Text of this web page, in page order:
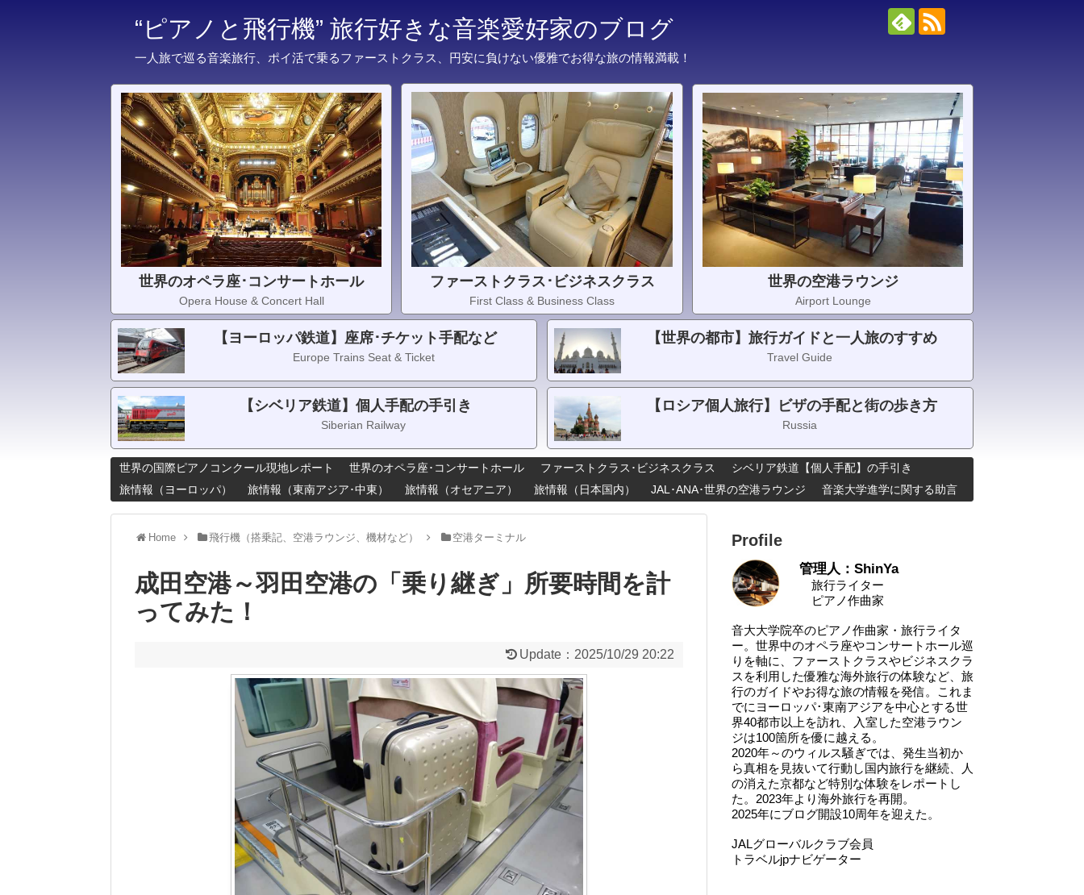
“ピアノと飛行機” 旅行好きな音楽愛好家のブログ
一人旅で巡る音楽旅行、ポイ活で乗るファーストクラス、円安に負けない優雅でお得な旅の情報満載！
世界のオペラ座･コンサートホール
Opera House & Concert Hall
ファーストクラス･ビジネスクラス
First Class & Business Class
世界の空港ラウンジ
Airport Lounge
【ヨーロッパ鉄道】座席･チケット手配など
Europe Trains Seat & Ticket
【シベリア鉄道】個人手配の手引き
Siberian Railway
【世界の都市】旅行ガイドと一人旅のすすめ
Travel Guide
【ロシア個人旅行】ビザの手配と街の歩き方
Russia
世界の国際ピアノコンクール現地レポート 世界のオペラ座･コンサートホール ファーストクラス･ビジネスクラス
シベリア鉄道【個人手配】の手引き
旅情報（ヨーロッパ）
旅情報（東南アジア･中東） 旅情報（オセアニア） 旅情報（日本国内） JAL･ANA･世界の空港ラウンジ 音楽大学進学に関する助言
Home 飛行機（搭乗記、空港ラウンジ、機材など） 空港ターミナル
成田空港～羽田空港の「乗り継ぎ」所要時間を計
ってみた！
Update： 2025/10/29 20:22
Profile
管理人：ShinYa
旅行ライター
ピアノ作曲家
音大大学院卒のピアノ作曲家・旅行ライタ
ー。世界中のオペラ座やコンサートホール巡
りを軸に、ファーストクラスやビジネスクラ
スを利用した優雅な海外旅行の体験など、旅
行のガイドやお得な旅の情報を発信。これま
でにヨーロッパ･東南アジアを中心とする世
界40都市以上を訪れ、入室した空港ラウン
ジは100箇所を優に越える。
2020年～のウィルス騒ぎでは、発生当初か
ら真相を見抜いて行動し国内旅行を継続、人
の消えた京都など特別な体験をレポートし
た。2023年より海外旅行を再開。
2025年にブログ開設10周年を迎えた。
JALグローバルクラブ会員
トラベルjpナビゲーター